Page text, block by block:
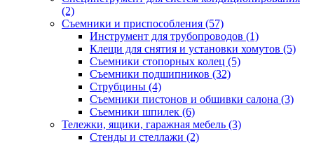
(2)
Съемники и приспособления (57)
Инструмент для трубопроводов (1)
Клещи для снятия и установки хомутов (5)
Съемники стопорных колец (5)
Съемники подшипников (32)
Струбцины (4)
Съемники пистонов и обшивки салона (3)
Съемники шпилек (6)
Тележки, ящики, гаражная мебель (3)
Cтенды и стеллажи (2)